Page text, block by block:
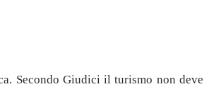
Secondo Giudici il turismo non deve